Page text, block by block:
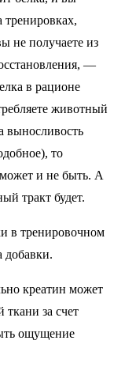
не получаете из
—
в рационе
животный
выносливость
то
и не быть. А
тракт будет.
в тренировочном
добавки.
креатин может
за счет
ощущение